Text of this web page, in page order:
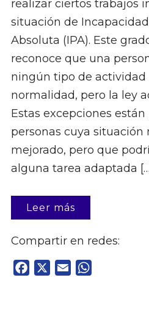
realizar ciertos trabajos
situación de
Absoluta (IPA). Este
reconoce que una
ningún tipo de actividad
normalidad, pero la ley
Estas excepciones están
personas cuya situación
mejorado, pero que
alguna tarea adaptada
Leer más
Compartir en redes:
Facebook Email